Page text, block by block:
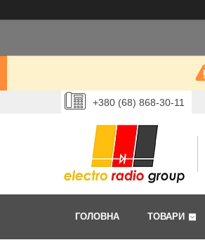
+380 (68) 868-30-11
ГОЛОВНА ТОВАРИ